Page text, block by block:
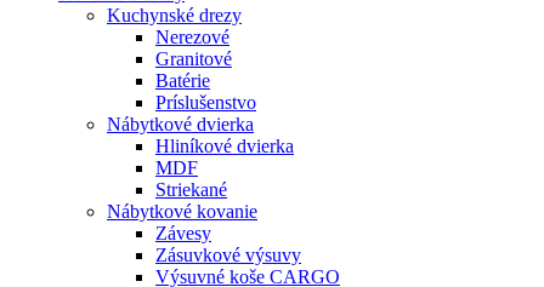
Kuchynské drezy
Nerezové
Granitové
Batérie
Príslušenstvo
Nábytkové dvierka
Hliníkové dvierka
MDF
Striekané
Nábytkové kovanie
Závesy
Zásuvkové výsuvy
Výsuvné koše CARGO